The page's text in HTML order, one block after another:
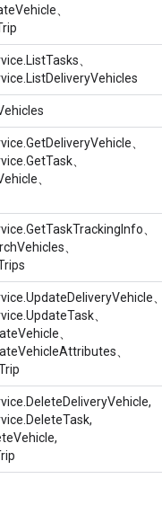
、
、
、
、
、
、
、
、
、
、